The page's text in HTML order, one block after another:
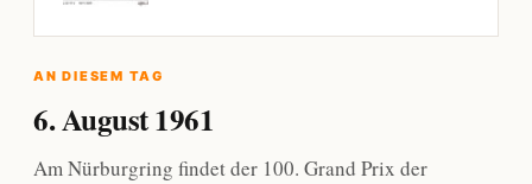
AN DIESEM TAG
6. August 1961
Am Nürburgring findet der 100. Grand Prix der